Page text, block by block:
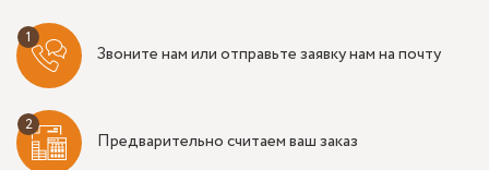
Звоните нам или отправьте заявку нам на почту
Предварительно считаем ваш заказ